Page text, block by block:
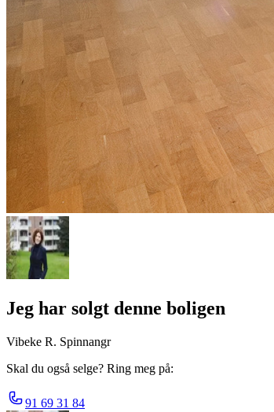
Jeg har solgt denne boligen
Vibeke R. Spinnangr
Skal du også selge? Ring meg på:
91 69 31 84